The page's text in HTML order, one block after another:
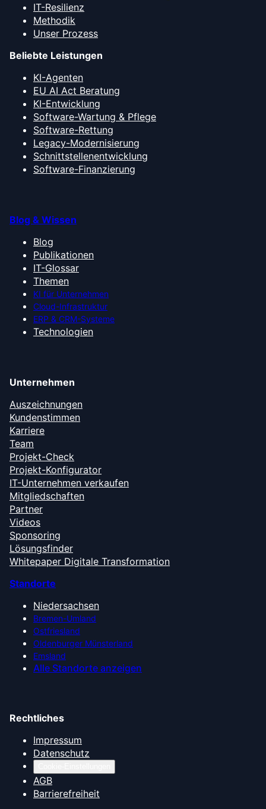
IT-Resilienz
Methodik
Unser Prozess
Beliebte Leistungen
KI-Agenten
EU AI Act Beratung
KI-Entwicklung
Software-Wartung & Pflege
Software-Rettung
Legacy-Modernisierung
Schnittstellenentwicklung
Software-Finanzierung
Blog & Wissen
Blog
Publikationen
IT-Glossar
Themen
KI für Unternehmen
Cloud-Infrastruktur
ERP & CRM-Systeme
Technologien
Unternehmen
Auszeichnungen
Kundenstimmen
Karriere
Team
Projekt-Check
Projekt-Konfigurator
IT-Unternehmen verkaufen
Mitgliedschaften
Partner
Videos
Sponsoring
Lösungsfinder
Whitepaper Digitale Transformation
Standorte
Niedersachsen
Bremen-Umland
Ostfriesland
Oldenburger Münsterland
Emsland
Alle Standorte anzeigen
Rechtliches
Impressum
Datenschutz
AGB
Barrierefreiheit